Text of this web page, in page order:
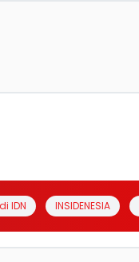
IDN INSIDENESIA